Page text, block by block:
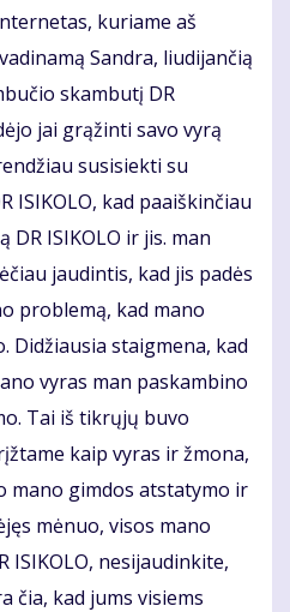
kuriame aš
Sandra, liudijančią
skambutį DR
jai grąžinti savo vyrą
susisiekti su
ISIKOLO, kad paaiškinčiau
DR ISIKOLO ir jis. man
jaudintis, kad jis padės
problemą, kad mano
Didžiausia staigmena, kad
vyras man paskambino
Tai iš tikrųjų buvo
kaip vyras ir žmona,
mano gimdos atstatymo ir
mėnuo, visos mano
ISIKOLO, nesijaudinkite,
čia, kad jums visiems